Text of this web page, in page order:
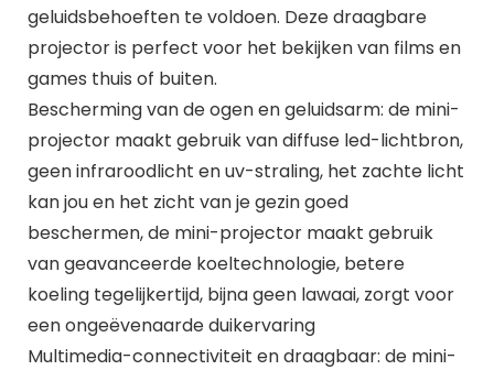
geluidsbehoeften te voldoen. Deze draagbare
projector is perfect voor het bekijken van films en
games thuis of buiten.
Bescherming van de ogen en geluidsarm: de mini-
projector maakt gebruik van diffuse led-lichtbron,
geen infraroodlicht en uv-straling, het zachte licht
kan jou en het zicht van je gezin goed
beschermen, de mini-projector maakt gebruik
van geavanceerde koeltechnologie, betere
koeling tegelijkertijd, bijna geen lawaai, zorgt voor
een ongeëvenaarde duikervaring
Multimedia-connectiviteit en draagbaar: de mini-